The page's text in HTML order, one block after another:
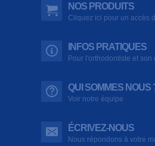
NOS PRODUITS
Cliquez ici pour un accès
INFOS PRATIQUES
Pour l'orthodontiste et son
QUI SOMMES NOUS
Voir notre équipe
ÉCRIVEZ-NOUS
Nous répondons à votre